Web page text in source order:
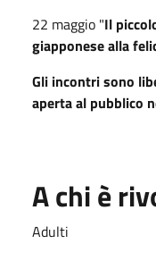
22 maggio "Il
giapponese alla
Gli incontri sono
aperta al pubblico
A chi è
Adulti